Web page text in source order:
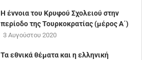
Η έννοια του Κρυφού Σχολειού στην
περίοδο της Τουρκοκρατίας (μέρος Α΄)
3 Αυγούστου 2020
Τα εθνικά θέματα και η ελληνική